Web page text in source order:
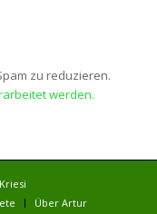
zu reduzieren.
werden.
Über Artur